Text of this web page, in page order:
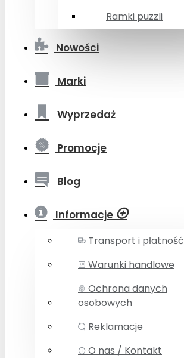
Ramki puzzli
Nowości
Marki
Wyprzedaż
Promocje
Blog
Informacje
Transport i płatność
Warunki handlowe
Ochrona danych
osobowych
Reklamacje
O nas / Kontakt